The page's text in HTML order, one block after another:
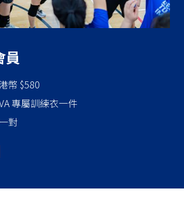
員
幣 $580
專屬訓練衣一件
對